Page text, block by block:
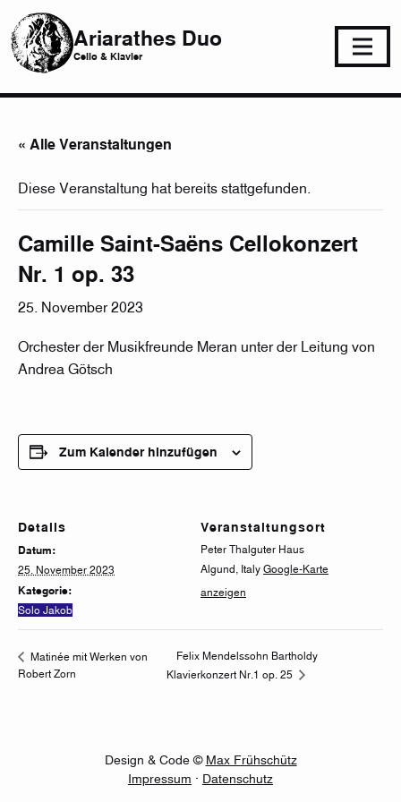
Ariarathes Duo
Cello & Klavier
« Alle Veranstaltungen
Diese Veranstaltung hat bereits stattgefunden.
Camille Saint-Saëns Cellokonzert
Nr. 1 op. 33
25. November 2023
Orchester der Musikfreunde Meran unter der Leitung von
Andrea Götsch
Zum Kalender hinzufügen
Details
Datum:
25. November 2023
Kategorie:
Solo Jakob
Veranstaltungsort
Peter Thalguter Haus
Algund, Italy Google-Karte
anzeigen
Matinée mit Werken von
Robert Zorn
Felix Mendelssohn Bartholdy
Klavierkonzert Nr.1 op. 25
Design & Code © Max Frühschütz
Impressum · Datenschutz